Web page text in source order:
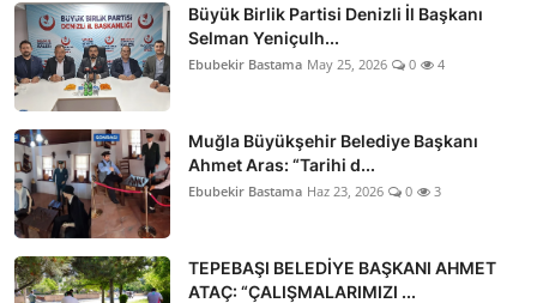
Büyük Birlik Partisi Denizli İl Başkanı
Selman Yeniçulh...
Ebubekir Bastama May 25, 2026 0 4
Muğla Büyükşehir Belediye Başkanı
Ahmet Aras: “Tarihi d...
Ebubekir Bastama Haz 23, 2026 0 3
TEPEBAŞI BELEDİYE BAŞKANI AHMET
ATAÇ: “ÇALIŞMALARIMIZI ...